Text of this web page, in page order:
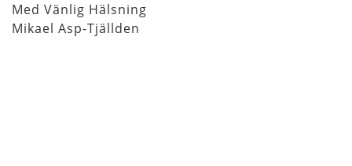
Med Vänlig Hälsning
Mikael Asp-Tjällden